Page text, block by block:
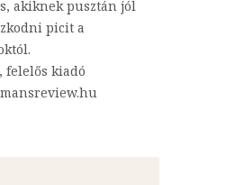
akiknek pusztán jól
picit a
felelős kiadó